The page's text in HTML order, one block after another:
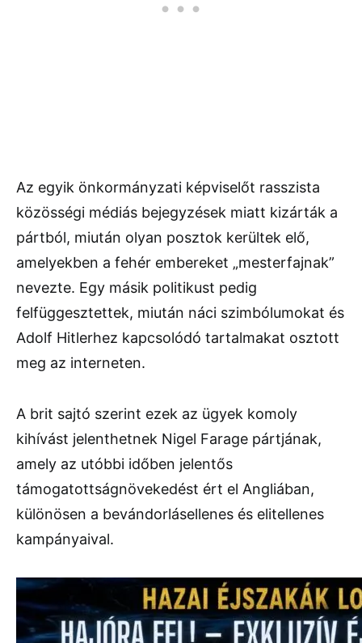
Az egyik önkormányzati képviselőt rasszista
közösségi médiás bejegyzések miatt kizárták a
pártból, miután olyan posztok kerültek elő,
amelyekben a fehér embereket „mesterfajnak”
nevezte. Egy másik politikust pedig
felfüggesztettek, miután náci szimbólumokat és
Adolf Hitlerhez kapcsolódó tartalmakat osztott
meg az interneten.
A brit sajtó szerint ezek az ügyek komoly
kihívást jelenthetnek Nigel Farage pártjának,
amely az utóbbi időben jelentős
támogatottságnövekedést ért el Angliában,
különösen a bevándorlásellenes és elitellenes
kampányaival.